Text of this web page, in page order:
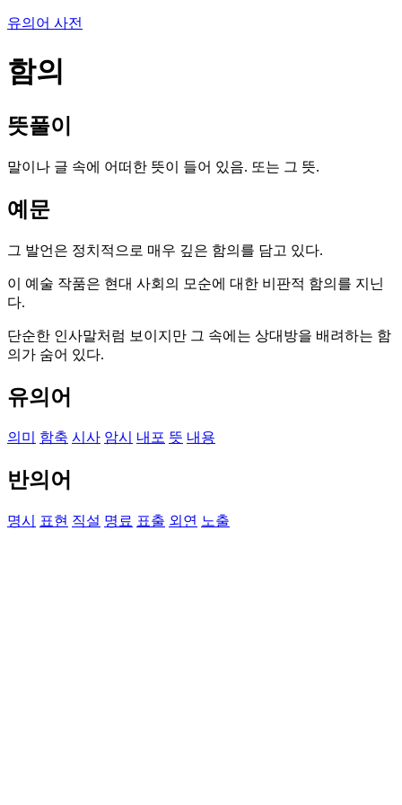
유의어 사전
함의
뜻풀이
말이나 글 속에 어떠한 뜻이 들어 있음. 또는 그 뜻.
예문
그 발언은 정치적으로 매우 깊은 함의를 담고 있다.
이 예술 작품은 현대 사회의 모순에 대한 비판적 함의를 지닌
다.
단순한 인사말처럼 보이지만 그 속에는 상대방을 배려하는 함
의가 숨어 있다.
유의어
의미 함축 시사 암시 내포 뜻 내용
반의어
명시 표현 직설 명료 표출 외연 노출